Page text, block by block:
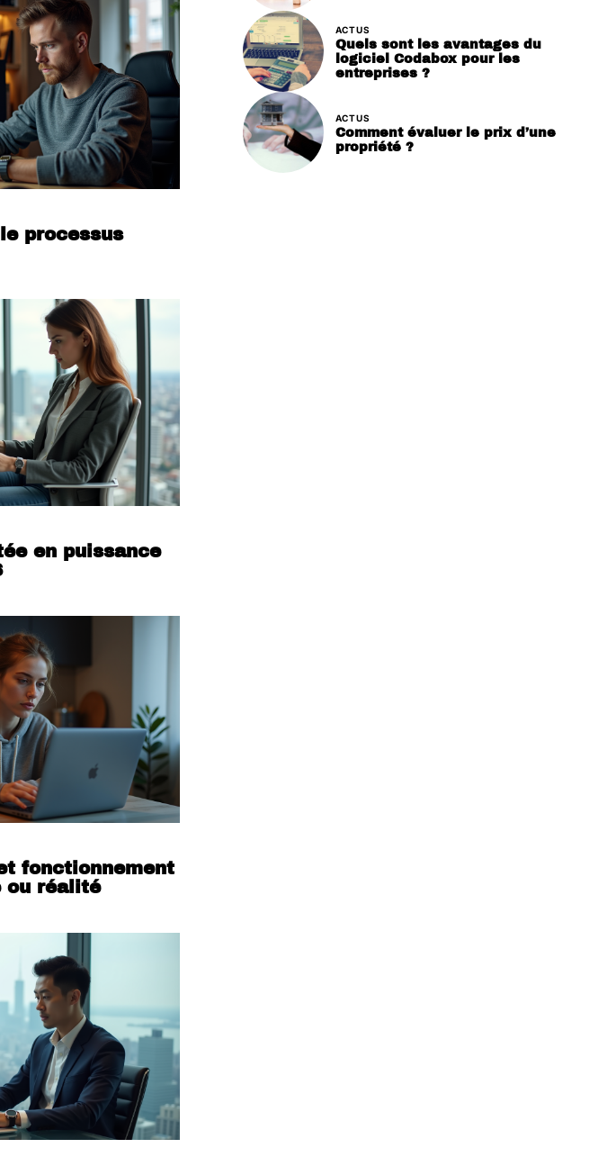
processus
en puissance
fonctionnement
ou réalité
ACTUS
Quels sont les avantages du
logiciel Codabox pour les
entreprises ?
ACTUS
Comment évaluer le prix d’une
propriété ?